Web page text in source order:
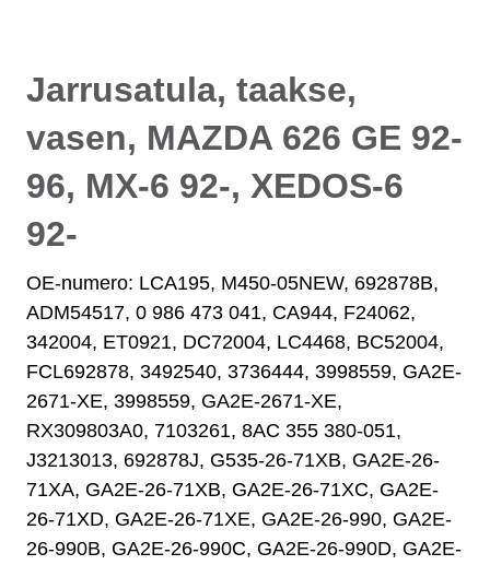
Jarrusatula, taakse,
vasen, MAZDA 626 GE 92-
96, MX-6 92-, XEDOS-6
92-
OE-numero: LCA195, M450-05NEW, 692878B,
ADM54517, 0 986 473 041, CA944, F24062,
342004, ET0921, DC72004, LC4468, BC52004,
FCL692878, 3492540, 3736444, 3998559, GA2E-
2671-XE, 3998559, GA2E-2671-XE,
RX309803A0, 7103261, 8AC 355 380-051,
J3213013, 692878J, G535-26-71XB, GA2E-26-
71XA, GA2E-26-71XB, GA2E-26-71XC, GA2E-
26-71XD, GA2E-26-71XE, GA2E-26-990, GA2E-
26-990B, GA2E-26-990C, GA2E-26-990D, GA2E-